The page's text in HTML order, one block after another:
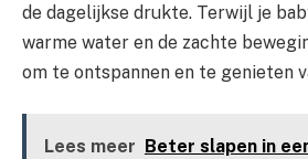
de dagelijkse drukte. Terwijl je
warme water en de zachte
om te ontspannen en te genieten
Lees meer
Beter slapen in